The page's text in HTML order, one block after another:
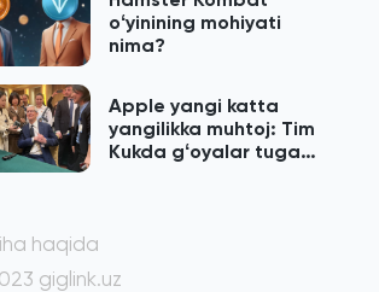
oʻyinining mohiyati
nima?
Apple yangi katta
yangilikka muhtoj: Tim
Kukda gʻoyalar tugab
haqida
giglink.uz